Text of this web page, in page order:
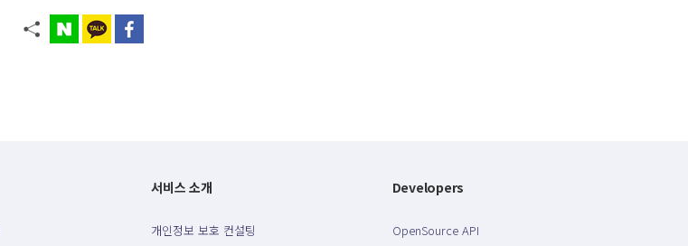
서비스 소개
개인정보 보호 컨설팅
Developers
OpenSource API